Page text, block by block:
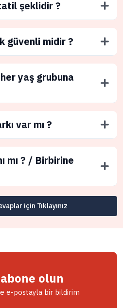
şeklidir ?
güvenli midir ?
yaş grubuna
var mı ?
mı ? / Birbirine
için Tıklayınız
olun
e-postayla bir bildirim